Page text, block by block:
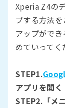
Xperia Z4の
プする方法
アップがで
めていってく
STEP1.
アプリを開く
STEP2.「メ